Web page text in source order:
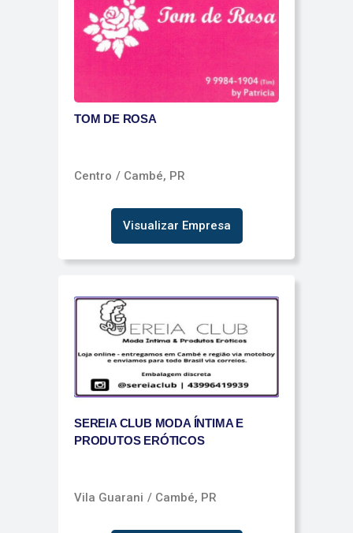
TOM DE ROSA
Centro / Cambé, PR
Visualizar Empresa
SEREIA CLUB MODA ÍNTIMA E
PRODUTOS ERÓTICOS
Vila Guarani / Cambé, PR